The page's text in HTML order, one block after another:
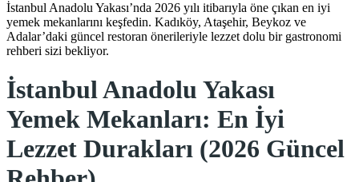
İstanbul Anadolu Yakası’nda 2026 yılı itibarıyla öne çıkan en iyi
yemek mekanlarını keşfedin. Kadıköy, Ataşehir, Beykoz ve
Adalar’daki güncel restoran önerileriyle lezzet dolu bir gastronomi
rehberi sizi bekliyor.
İstanbul Anadolu Yakası
Yemek Mekanları: En İyi
Lezzet Durakları (2026 Güncel